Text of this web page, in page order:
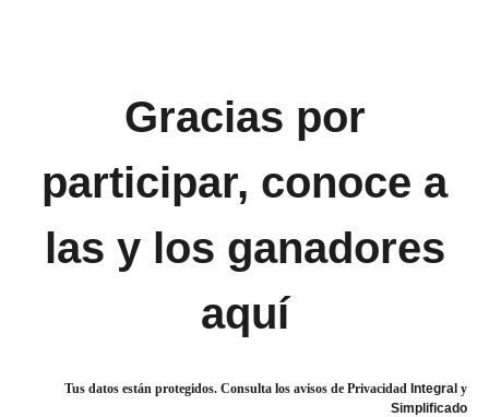
Gracias por
participar, conoce a
las y los ganadores
aquí
Tus datos están protegidos. Consulta los avisos de Privacidad Integral y
Simplificado